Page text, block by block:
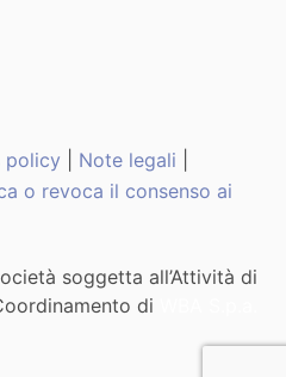
policy Note legali
o revoca il consenso ai
soggetta all’Attività di
di